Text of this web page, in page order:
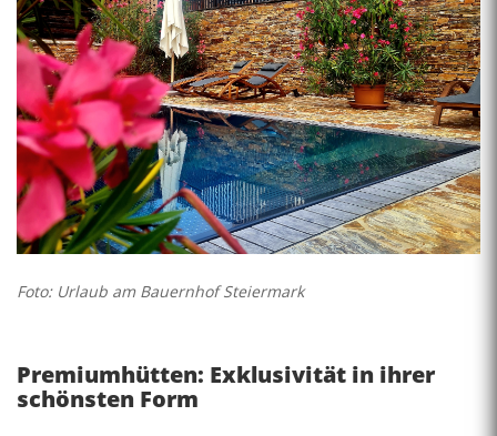
Foto: Urlaub am Bauernhof Steiermark
Premiumhütten: Exklusivität in ihrer
schönsten Form